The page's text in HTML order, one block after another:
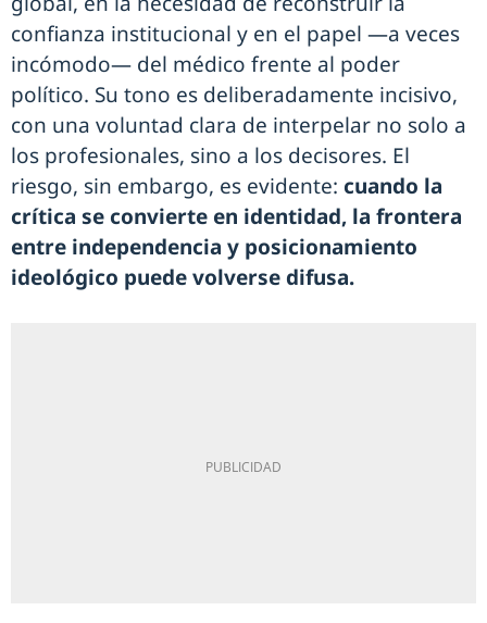
confianza institucional y en el papel —a veces
incómodo— del médico frente al poder
político. Su tono es deliberadamente incisivo,
con una voluntad clara de interpelar no solo a
los profesionales, sino a los decisores. El
riesgo, sin embargo, es evidente: cuando la
crítica se convierte en identidad, la frontera
entre independencia y posicionamiento
ideológico puede volverse difusa.